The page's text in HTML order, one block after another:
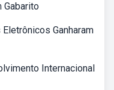
Gabarito
Ganharam
Internacional